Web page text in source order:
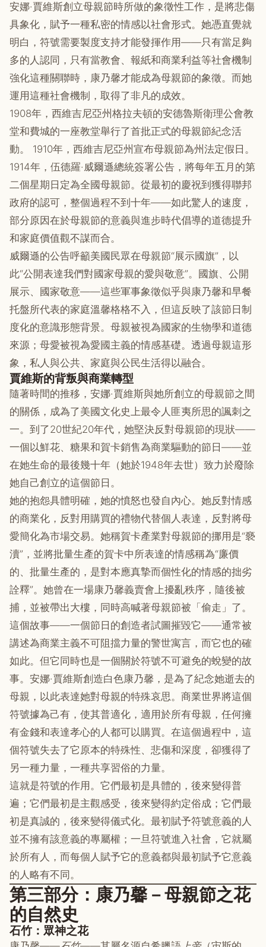
安娜·賈維斯創立母親節時所做的象徵性工作，是將悲傷
具象化，賦予一種私密的情感以社會形式。她憑直覺就
明白，符號需要製度支持才能發揮作用——只有當足夠
多的人認同，只有當教會、報紙和商業利益等社會機制
強化這種關聯時，康乃馨才能成為母親節的象徵。而她
運用這種社會機制，取得了非凡的成效。
1908年，西維吉尼亞州格拉夫頓的安德魯斯衛理公會教
堂和費城的一座教堂舉行了首批正式的母親節紀念活
動。 1910年，西維吉尼亞州宣布母親節為州法定假日。
1914年，伍德羅·威爾遜總統簽署公告，將每年五月的第
二個星期日定為全國母親節。從最初的慶祝到獲得聯邦
政府的認可，整個過程不到十年——如此驚人的速度，
部分原因在於母親節的意義與進步時代倡導的道德提升
和家庭價值觀不謀而合。
威爾遜的公告呼籲美國民眾在母親節“展示國旗”，以
此“公開表達我們對國家母親的愛與敬意”。國旗、公開
展示、國家敬意——這些軍事象徵似乎與康乃馨和早餐
托盤所代表的家庭溫馨格格不入，但這反映了該節日制
度化的意識形態背景。母親被視為國家的生物學和道德
來源；母愛被視為愛國主義的情感基礎。透過母親這形
象，私人與公共、家庭與公民生活得以融合。
賈維斯的背叛與商業轉型
隨著時間的推移，安娜·賈維斯與她所創立的母親節之間
的關係，成為了美國文化史上最令人匪夷所思的諷刺之
一。到了20世紀20年代，她堅決反對母親節的現狀——
一個以鮮花、糖果和賀卡銷售為商業驅動的節日——並
在她生命的最後幾十年（她於1948年去世）致力於廢除
她自己創立的這個節日。
她的抱怨具體明確，她的憤怒也發自內心。她反對情感
的商業化，反對用購買的禮物代替個人表達，反對將母
愛簡化為市場交易。她稱賀卡產業對母親節的挪用是“褻
瀆”，並將批量生產的賀卡中所表達的情感稱為“廉價
的、批量生產的，是對本應真摯而個性化的情感的拙劣
詮釋”。她曾在一場康乃馨義賣會上擾亂秩序，隨後被
捕，並被帶出大樓，同時高喊著母親節被「偷走」了。
這個故事——一個節日的創造者試圖摧毀它——通常被
講述為商業主義不可阻擋力量的警世寓言，而它也的確
如此。但它同時也是一個關於符號不可避免的蛻變的故
事。安娜·賈維斯創造白色康乃馨，是為了紀念她逝去的
母親，以此表達她對母親的特殊哀思。商業世界將這個
符號據為己有，使其普適化，適用於所有母親，任何擁
有金錢和表達孝心的人都可以購買。在這個過程中，這
個符號失去了它原本的特殊性、悲傷和深度，卻獲得了
另一種力量，一種共享習俗的力量。
這就是符號的作用。它們最初是具體的，後來變得普
遍；它們最初是主觀感受，後來變得約定俗成；它們最
初是真誠的，後來變得儀式化。最初賦予符號意義的人
並不擁有該意義的專屬權；一旦符號進入社會，它就屬
於所有人，而每個人賦予它的意義都與最初賦予它意義
的人略有不同。
第三部分：康乃馨－母親節之花
的自然史
石竹：眾神之花